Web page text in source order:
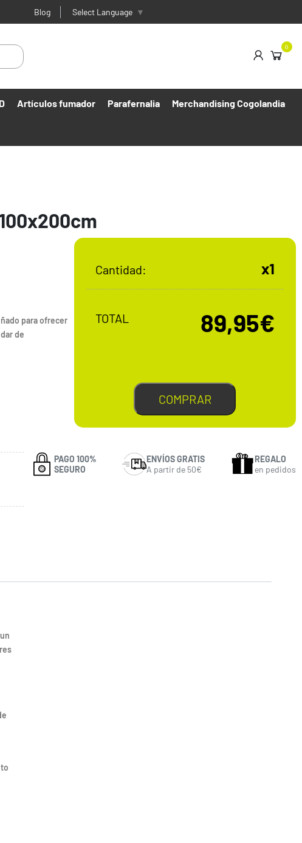
Blog Select Language ▼
0
Artículos fumador Parafernalia Merchandising Cogolandia
para ofrecer
de
Cantidad: x1
TOTAL 89,95€
COMPRAR
PAGO 100%
SEGURO
ENVÍOS GRATIS
A partir de 50€
REGALO
en pedidos